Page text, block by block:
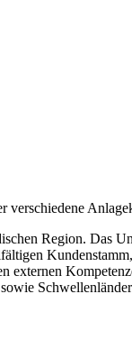
verschiedene
Region. Das